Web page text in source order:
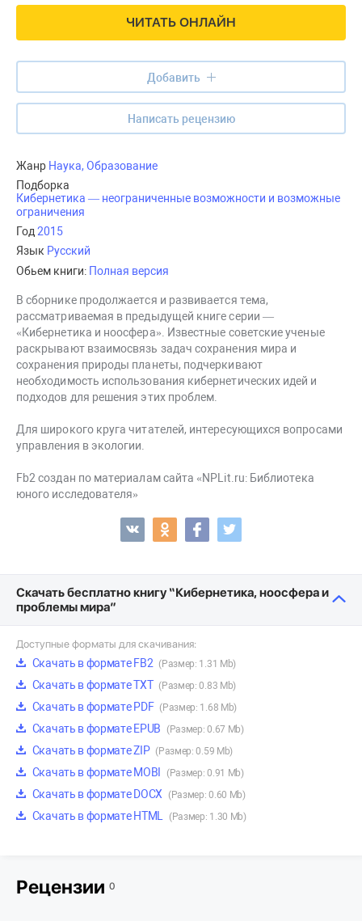
ЧИТАТЬ ОНЛАЙН
Добавить
Написать рецензию
Жанр Наука, Образование
Подборка
Кибернетика — неограниченные возможности и возможные
ограничения
Год 2015
Язык Русский
Обьем книги: Полная версия
В сборнике продолжается и развивается тема,
рассматриваемая в предыдущей книге серии —
«Кибернетика и ноосфера». Известные советские ученые
раскрывают взаимосвязь задач сохранения мира и
сохранения природы планеты, подчеркивают
необходимость использования кибернетических идей и
подходов для решения этих проблем.
Для широкого круга читателей, интересующихся вопросами
управления в экологии.
Fb2 создан по материалам сайта «NPLit.ru: Библиотека
юного исследователя»
Скачать бесплатно книгу “Кибернетика, ноосфера и
проблемы мира”
Доступные форматы для скачивания:
Скачать в формате FB2 (Размер: 1.31 Mb)
Скачать в формате TXT (Размер: 0.83 Mb)
Скачать в формате PDF (Размер: 1.68 Mb)
Скачать в формате EPUB (Размер: 0.67 Mb)
Скачать в формате ZIP (Размер: 0.59 Mb)
Скачать в формате MOBI (Размер: 0.91 Mb)
Скачать в формате DOCX (Размер: 0.60 Mb)
Скачать в формате HTML (Размер: 1.30 Mb)
Рецензии 0